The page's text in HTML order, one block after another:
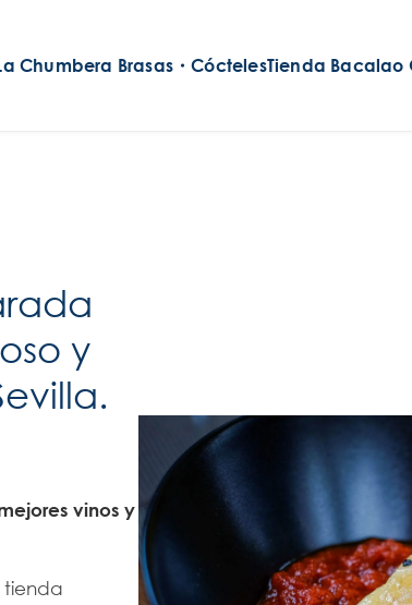
Chumbera Brasas・CóctelesTienda Bacalao
y
vinos y
tienda